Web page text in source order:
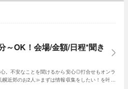
OK！会場/金額/日程*聞き
。不安なことを聞けるから安心◎打合せもオンラ
近郊のお2人≫まずは情報収集をしたい！を叶え